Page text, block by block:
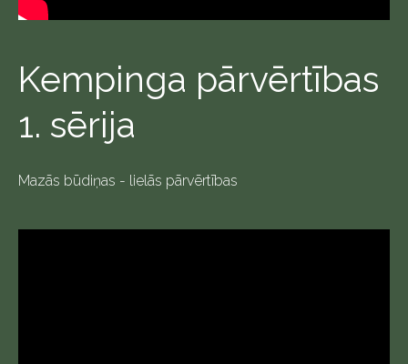
Kempinga pārvērtības
1. sērija
Mazās būdiņas - lielās pārvērtības